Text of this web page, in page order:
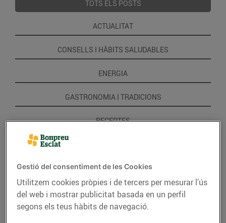
TOTS ELS POSTS
ACTUALITAT
CONSELLS I HÀBITS SALUDABLES
ENERGIA
GASTRONOMIA I TRADICIONS
RECEPTES
Gestió del consentiment de les Cookies
Utilitzem cookies pròpies i de tercers per mesurar l’ús
del web i mostrar publicitat basada en un perfil
segons els teus hàbits de navegació.